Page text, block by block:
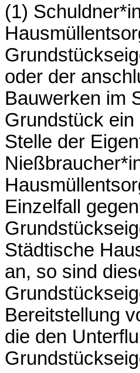
(1)
oder der
Bauwerken im
Grundstück
Stelle der
Einzelfall
Städtische
an, so sind
Bereitstellung
die den